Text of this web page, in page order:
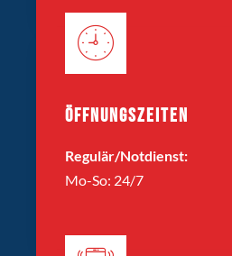
ÖFFNUNGSZEITEN
Regulär/Notdienst:
Mo-So: 24/7